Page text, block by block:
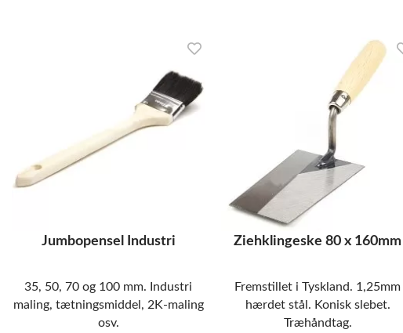
Jumbopensel Industri
35, 50, 70 og 100 mm. Industri
maling, tætningsmiddel, 2K-maling
osv.
Ziehklingeske 80 x 160mm
Fremstillet i Tyskland. 1,25mm
hærdet stål. Konisk slebet.
Træhåndtag.